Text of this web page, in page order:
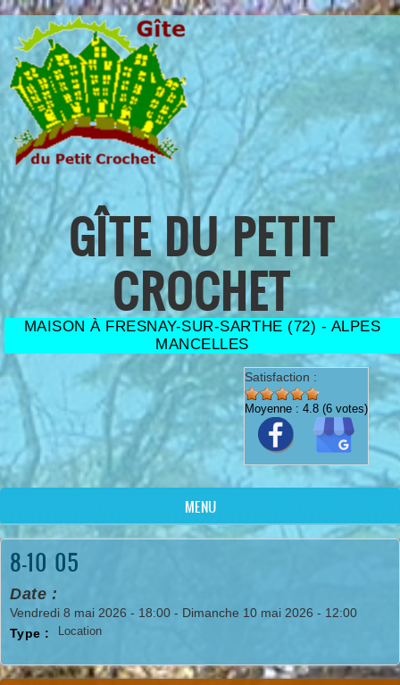
Aller au contenu principal
GÎTE DU PETIT
CROCHET
MAISON À FRESNAY-SUR-SARTHE (72) - ALPES
MANCELLES
Satisfaction :
Moyenne : 4.8 (6 votes)
MENU
8-10 05
Date :
Vendredi 8 mai 2026 - 18:00 - Dimanche 10 mai 2026 - 12:00
Type :
Location